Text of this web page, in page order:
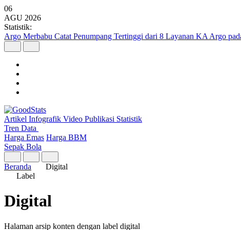
06
AGU 2026
Statistik:
Argo Merbabu Catat Penumpang Tertinggi dari 8 Layanan KA Argo
Artikel Infografik Video Publikasi Statistik
Tren Data
Harga Emas Harga BBM
Sepak Bola
Beranda
Digital
Label
Digital
Halaman arsip konten dengan label digital